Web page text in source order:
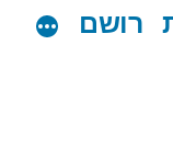
רושם